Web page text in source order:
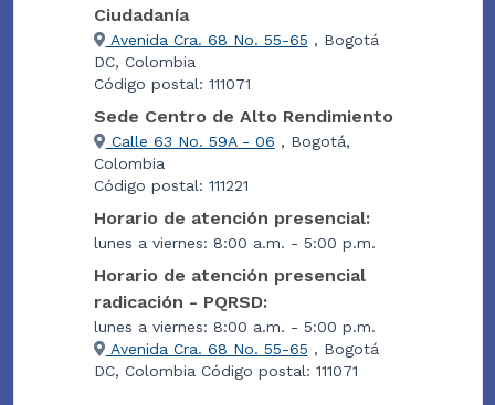
Ciudadanía
Avenida Cra. 68 No. 55-65 , Bogotá
DC, Colombia
Código postal: 111071
Sede Centro de Alto Rendimiento
Calle 63 No. 59A - 06 , Bogotá,
Colombia
Código postal: 111221
Horario de atención presencial:
lunes a viernes: 8:00 a.m. - 5:00 p.m.
Horario de atención presencial
radicación - PQRSD:
lunes a viernes: 8:00 a.m. - 5:00 p.m.
Avenida Cra. 68 No. 55-65 , Bogotá
DC, Colombia Código postal: 111071